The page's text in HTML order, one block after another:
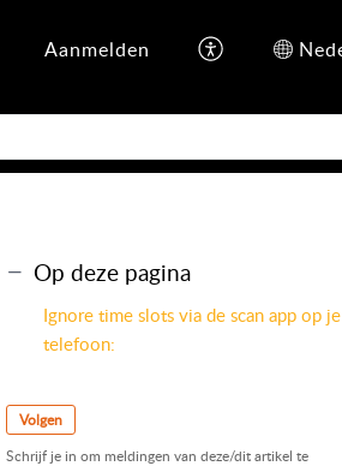
Aanmelden
Op deze pagina
Ignore time slots via de scan app op je
telefoon:
Volgen
Schrijf je in om meldingen van deze/dit artikel te